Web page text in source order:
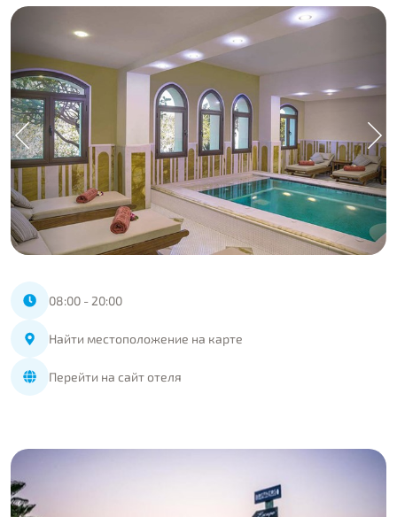
08:00 - 20:00
Найти местоположение на карте
Перейти на сайт отеля